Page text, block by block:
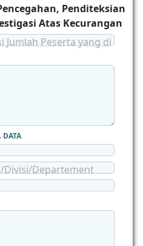
Penditeksian
Atas Kecurangan
Jumlah Peserta yang di
DATA
Divisi/Departement